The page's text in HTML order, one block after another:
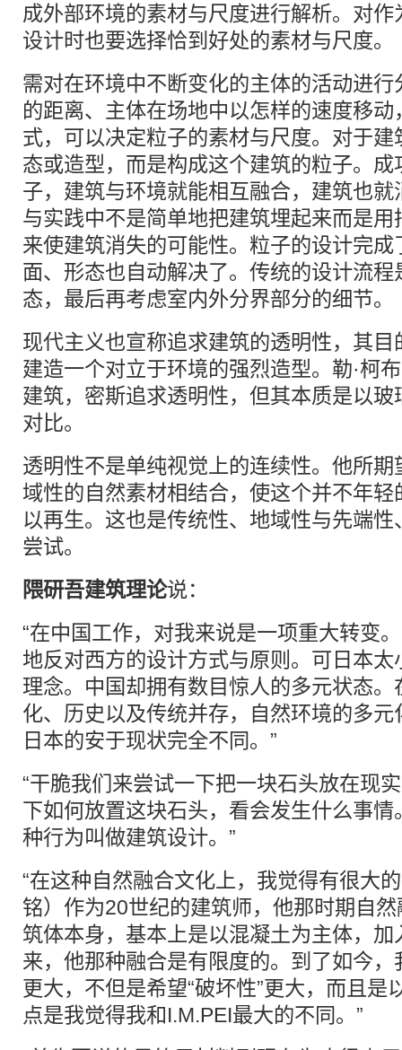
成外部环境的素材与尺度进行解析。对
设计时也要选择恰到好处的素材与尺度。
需对在环境中不断变化的主体的活动进
的距离、主体在场地中以怎样的速度移
式，可以决定粒子的素材与尺度。对于
态或造型，而是构成这个建筑的粒子。
子，建筑与环境就能相互融合，建筑也
与实践中不是简单地把建筑埋起来而是
来使建筑消失的可能性。粒子的设计完
面、形态也自动解决了。传统的设计流
态，最后再考虑室内外分界部分的细节。
现代主义也宣称追求建筑的透明性，其
建造一个对立于环境的强烈造型。勒·柯
建筑，密斯追求透明性，但其本质是以
对比。
透明性不是单纯视觉上的连续性。他所
域性的自然素材相结合，使这个并不年
以再生。这也是传统性、地域性与先端
尝试。
隈研吾建筑理论说：
“在中国工作，对我来说是一项重大转变
地反对西方的设计方式与原则。可日本
理念。中国却拥有数目惊人的多元状态
化、历史以及传统并存，自然环境的多
日本的安于现状完全不同。”
“干脆我们来尝试一下把一块石头放在现
下如何放置这块石头，看会发生什么事
种行为叫做建筑设计。”
“在这种自然融合文化上，我觉得有很大
铭）作为20世纪的建筑师，他那时期自
筑体本身，基本上是以混凝土为主体，
来，他那种融合是有限度的。到了如今
更大，不但是希望“破坏性”更大，而且是
点是我觉得我和I.M.PEI最大的不同。”